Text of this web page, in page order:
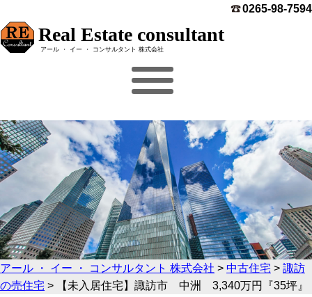
0265-98-7594
Real Estate consultant
アール ・ イー ・ コンサルタント 株式会社
アール ・ イー ・ コンサルタント 株式会社 > 中古住宅 > 諏訪
の売住宅 > 【未入居住宅】諏訪市 中洲 3,340万円『35坪』